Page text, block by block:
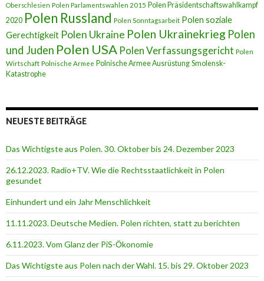
Oberschlesien Polen Parlamentswahlen 2015 Polen Präsidentschaftswahlkampf
2020 Polen Russland Polen Sonntagsarbeit Polen soziale
Gerechtigkeit Polen Ukraine Polen Ukrainekrieg Polen
und Juden Polen USA Polen Verfassungsgericht Polen
Wirtschaft Polnische Armee Polnische Armee Ausrüstung Smolensk-
Katastrophe
NEUESTE BEITRÄGE
Das Wichtigste aus Polen. 30. Oktober bis 24. Dezember 2023
26.12.2023. Radio+TV. Wie die Rechtsstaatlichkeit in Polen
gesundet
Einhundert und ein Jahr Menschlichkeit
11.11.2023. Deutsche Medien. Polen richten, statt zu berichten
6.11.2023. Vom Glanz der PiS-Ӧkonomie
Das Wichtigste aus Polen nach der Wahl. 15. bis 29. Oktober 2023